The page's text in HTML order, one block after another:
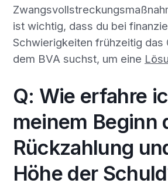
ist wichtig, dass du bei
Schwierigkeiten frühzeitig das
dem BVA suchst, um eine
Q: Wie erfahre
meinem Beginn
Rückzahlung
Höhe der